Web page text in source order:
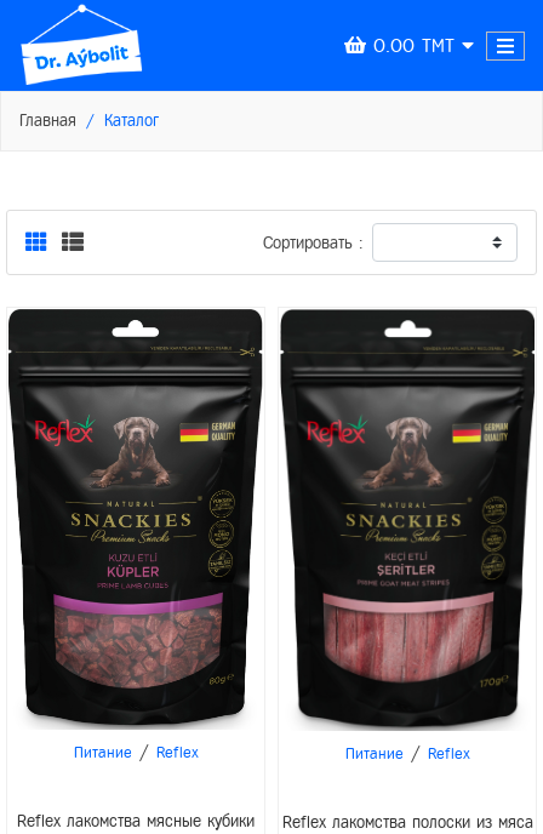
0.00 TMT
Главная Каталог
Сортировать :
Питание / Reflex
Reflex лакомства мясные кубики
Питание / Reflex
Reflex лакомства полоски из мяса